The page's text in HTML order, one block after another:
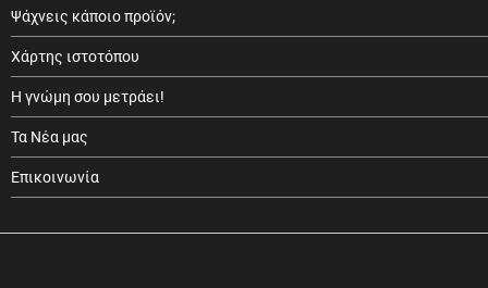
Ψάχνεις κάποιο προϊόν;
Χάρτης ιστοτόπου
Η γνώμη σου μετράει!
Τα Νέα μας
Επικοινωνία